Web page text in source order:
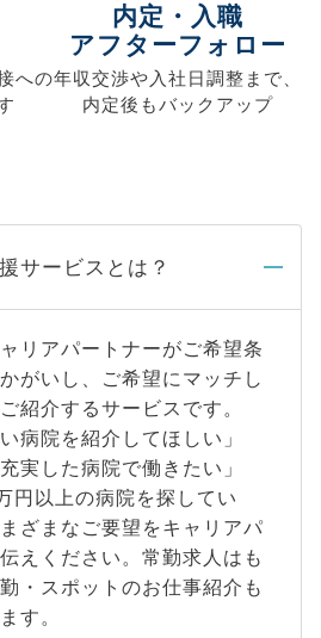
への
内定・入職
アフターフォロー
年収交渉や入社日調整まで、
内定後もバックアップ
サービスとは？
リアパートナーがご希望条
がいし、ご希望にマッチし
紹介するサービスです。
病院を紹介してほしい」
実した病院で働きたい」
円以上の病院を探してい
ざまなご要望をキャリアパ
えください。常勤求人はも
・スポットのお仕事紹介も
す。